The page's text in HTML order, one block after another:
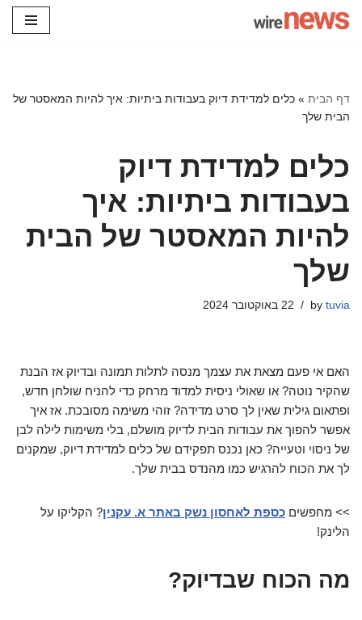
דף הבית » כלים למדידת דיוק בעבודות ביתיות: איך להיות המאסטר של
הבית שלך
כלים למדידת דיוק
בעבודות ביתיות: איך
להיות המאסטר של הבית
שלך
by tuvia 22 באוקטובר 2024
האם אי פעם מצאת את עצמך מנסה לתלות תמונה ובדיוק אז הבנת
שהקיר נוטה? או שאולי ניסית למדוד מרחק כדי להניח שולחן חדש,
ופתאום גילית שאין לך סרט מדידה? זוהי משימה מסובכת. אז איך
אפשר להפוך את עבודות הבית לדיוק מושלם, בלי משימות לילה לבן
של ניסוי וטעייה? כאן נכנס תפקידם של כלים למדידת דיוק, שמקנים
לך את הכוח להרגיש כמו מהנדס בבית שלך.
>> מחפשים כספת לאחסון נשק באתר א. עקנין? הקליקו על
הלינק!
מה הכוח שבדיוק?